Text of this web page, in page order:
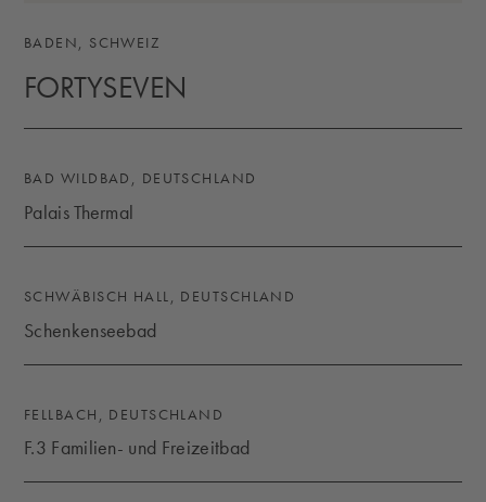
BADEN, SCHWEIZ
FORTYSEVEN
BAD WILDBAD, DEUTSCHLAND
Palais Thermal
SCHWÄBISCH HALL, DEUTSCHLAND
Schenkenseebad
FELLBACH, DEUTSCHLAND
F.3 Familien- und Freizeitbad